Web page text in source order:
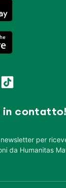
in contatto!
per
da Humanitas